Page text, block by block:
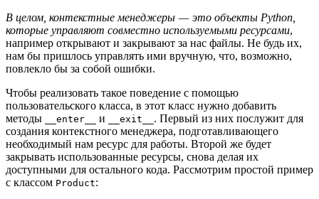
В целом, контекстные менеджеры — это объекты Python,
которые управляют совместно используемыми ресурсами,
например открывают и закрывают за нас файлы. Не будь их,
нам бы пришлось управлять ими вручную, что, возможно,
повлекло бы за собой ошибки.
Чтобы реализовать такое поведение с помощью
пользовательского класса, в этот класс нужно добавить
методы
__enter__ и __exit__ . Первый из них послужит для
создания контекстного менеджера, подготавливающего
необходимый нам ресурс для работы. Второй же будет
закрывать использованные ресурсы, снова делая их
доступными для остального кода. Рассмотрим простой пример
с классом Product: